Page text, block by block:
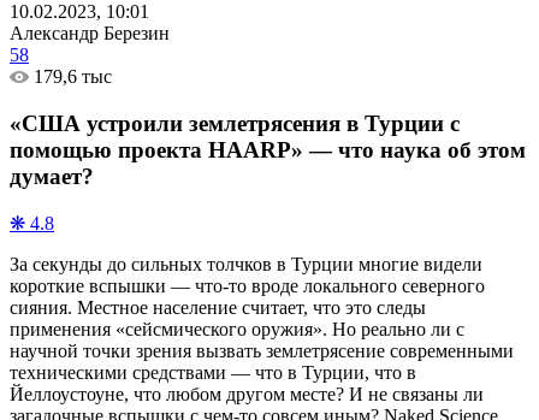
10.02.2023, 10:01
Александр Березин
58
179,6 тыс
«США устроили землетрясения в Турции с
помощью проекта HAARP» — что наука об этом
думает?
❋ 4.8
За секунды до сильных толчков в Турции многие видели
короткие вспышки — что-то вроде локального северного
сияния. Местное население считает, что это следы
применения «сейсмического оружия». Но реально ли с
научной точки зрения вызвать землетрясение современными
техническими средствами — что в Турции, что в
Йеллоустоуне, что любом другом месте? И не связаны ли